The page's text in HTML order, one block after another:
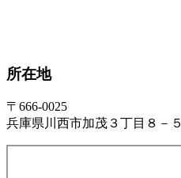
所在地
〒666-0025
兵庫県川西市加茂３丁目８－５